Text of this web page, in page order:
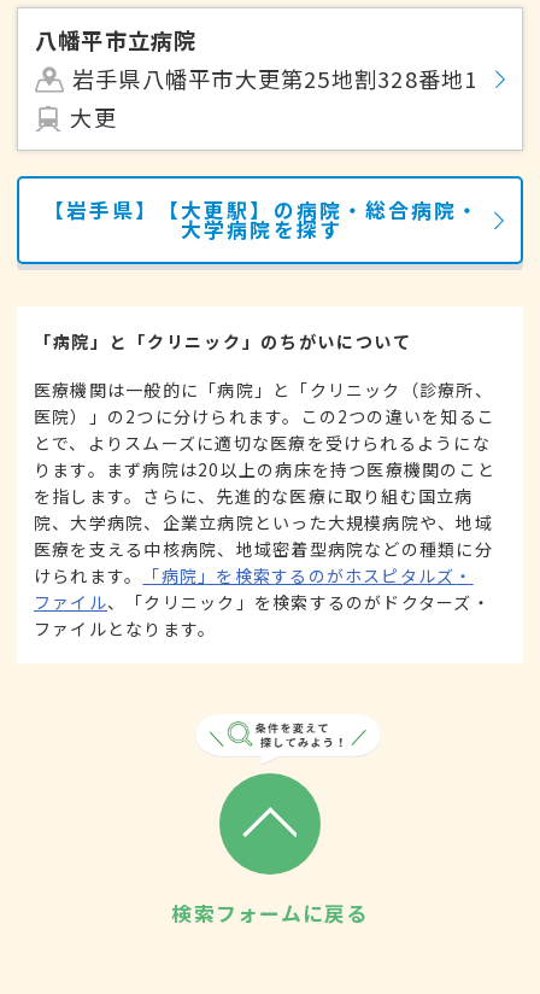
八幡平市立病院
岩手県八幡平市大更第25地割328番地1
大更
【岩手県】【大更駅】の病院・総合病院・
大学病院を探す
「病院」と「クリニック」のちがいについて
医療機関は一般的に「病院」と「クリニック（診療所、
医院）」の2つに分けられます。この2つの違いを知るこ
とで、よりスムーズに適切な医療を受けられるようにな
ります。まず病院は20以上の病床を持つ医療機関のこと
を指します。さらに、先進的な医療に取り組む国立病
院、大学病院、企業立病院といった大規模病院や、地域
医療を支える中核病院、地域密着型病院などの種類に分
けられます。
「病院」を検索するのがホスピタルズ・
ファイル、「クリニック」を検索するのがドクターズ・
ファイルとなります。
検索フォームに戻る